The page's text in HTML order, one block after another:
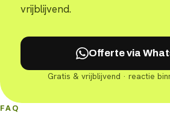
vrijblijvend.
Offerte via
Gratis & vrijblijvend · reactie
FAQ